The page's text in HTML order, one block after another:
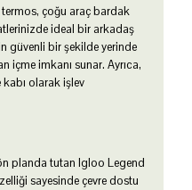
çoğu araç bardak
ideal bir arkadaş
güvenli bir şekilde yerinde
içme imkanı sunar. Ayrıca,
olarak işlev
ön planda tutan Igloo Legend
sayesinde çevre dostu